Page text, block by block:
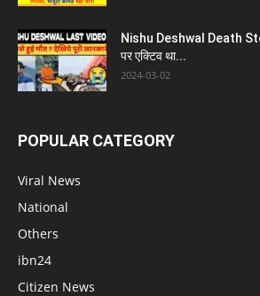
Nishu Deshwal Death
पर एक्टिव था...
2024-03-02
POPULAR CATEGORY
Viral News
National
Others
ibn24
Citizen News